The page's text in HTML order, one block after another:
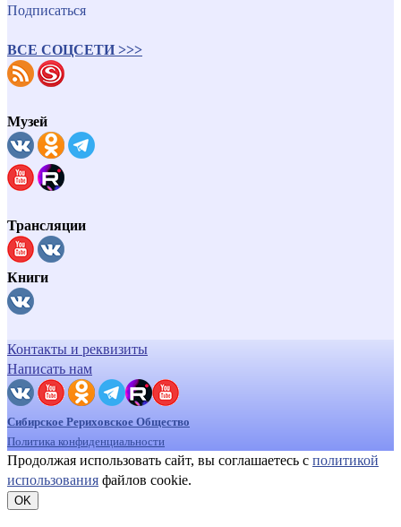
Подписаться
ВСЕ СОЦСЕТИ >>>
Музей
Трансляции
Книги
Контакты и реквизиты
Написать нам
Сибирское Рериховское Общество
Политика конфиденциальности
Продолжая использовать сайт, вы соглашаетесь с политикой
использования файлов cookie.
OK